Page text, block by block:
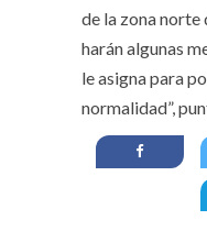
de la zona norte
harán algunas
le asigna para
normalidad”,